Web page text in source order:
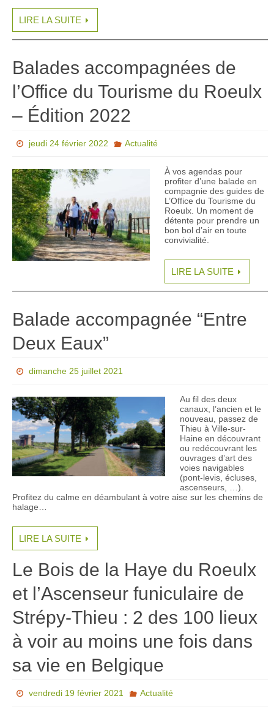
LIRE LA SUITE
Balades accompagnées de
l’Office du Tourisme du Roeulx
– Édition 2022
jeudi 24 février 2022 Actualité
À vos agendas pour
profiter d’une balade en
compagnie des guides de
L’Office du Tourisme du
Roeulx. Un moment de
détente pour prendre un
bon bol d’air en toute
convivialité.
LIRE LA SUITE
Balade accompagnée “Entre
Deux Eaux”
dimanche 25 juillet 2021
Au fil des deux
canaux, l’ancien et le
nouveau, passez de
Thieu à Ville-sur-
Haine en découvrant
ou redécouvrant les
ouvrages d’art des
voies navigables
(pont-levis, écluses,
ascenseurs, …).
Profitez du calme en déambulant à votre aise sur les chemins de
halage…
LIRE LA SUITE
Le Bois de la Haye du Roeulx
et l’Ascenseur funiculaire de
Strépy-Thieu : 2 des 100 lieux
à voir au moins une fois dans
sa vie en Belgique
vendredi 19 février 2021 Actualité